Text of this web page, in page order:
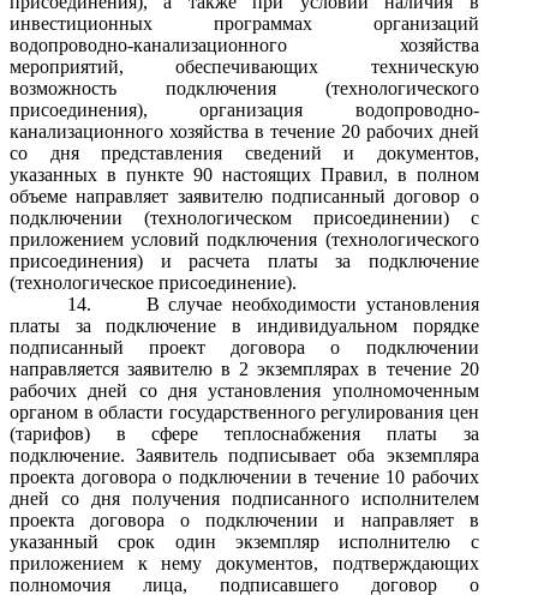
инвестиционных программах организаций
водопроводно-канализационного хозяйства
мероприятий, обеспечивающих техническую
возможность подключения (технологического
присоединения), организация водопроводно-
канализационного хозяйства в течение 20 рабочих дней
со дня представления сведений и документов,
указанных в пункте 90 настоящих Правил, в полном
объеме направляет заявителю подписанный договор о
подключении (технологическом присоединении) с
приложением условий подключения (технологического
присоединения) и расчета платы за подключение
(технологическое присоединение).
14.
В случае необходимости установления
платы за подключение в индивидуальном порядке
подписанный проект договора о подключении
направляется заявителю в 2 экземплярах в течение 20
рабочих дней со дня установления уполномоченным
органом в области государственного регулирования цен
(тарифов) в сфере теплоснабжения платы за
подключение. Заявитель подписывает оба экземпляра
проекта договора о подключении в течение 10 рабочих
дней со дня получения подписанного исполнителем
проекта договора о подключении и направляет в
указанный срок один экземпляр исполнителю с
приложением к нему документов, подтверждающих
полномочия лица, подписавшего договор о